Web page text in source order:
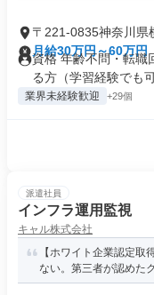
〒221-0835神奈川県
月給30万円～60万円
資格 年齢不問・転
る方（学習経験でも可
業界未経験歓迎 +29個
派遣社員
インフラ運用監視
キャル株式会社
【ホワイト企業認定取
ない。第三者が認めた